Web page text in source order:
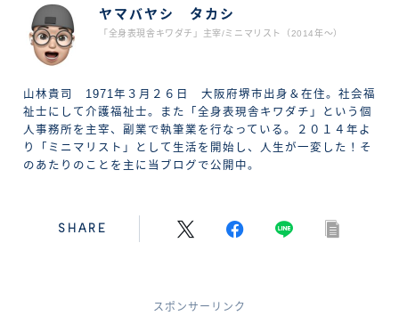
ヤマバヤシ タカシ
「全身表現舎キワダチ」主宰/ミニマリスト（2014年〜）
山林貴司 1971年３月２６日 大阪府堺市出身＆在住。社会福
祉士にして介護福祉士。また「全身表現舎キワダチ」という個
人事務所を主宰、副業で執筆業を行なっている。２０１４年よ
り「ミニマリスト」として生活を開始し、人生が一変した！そ
のあたりのことを主に当ブログで公開中。
SHARE
スポンサーリンク